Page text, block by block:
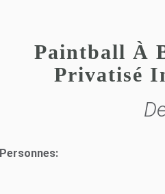
Paintball À
Privatisé
Personnes: